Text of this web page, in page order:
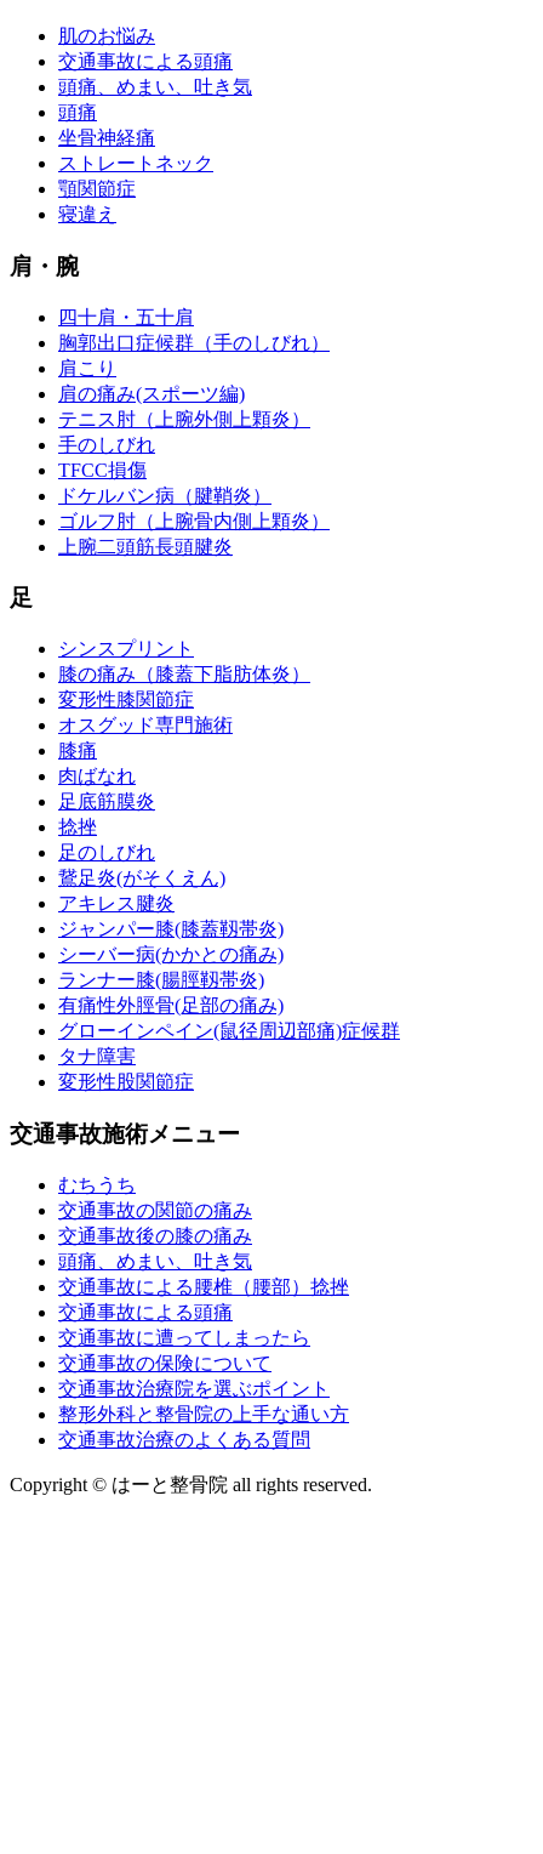
肌のお悩み
交通事故による頭痛
頭痛、めまい、吐き気
頭痛
坐骨神経痛
ストレートネック
顎関節症
寝違え
肩・腕
四十肩・五十肩
胸郭出口症候群（手のしびれ）
肩こり
肩の痛み(スポーツ編)
テニス肘（上腕外側上顆炎）
手のしびれ
TFCC損傷
ドケルバン病（腱鞘炎）
ゴルフ肘（上腕骨内側上顆炎）
上腕二頭筋長頭腱炎
足
シンスプリント
膝の痛み（膝蓋下脂肪体炎）
変形性膝関節症
オスグッド専門施術
膝痛
肉ばなれ
足底筋膜炎
捻挫
足のしびれ
鵞足炎(がそくえん)
アキレス腱炎
ジャンパー膝(膝蓋靱帯炎)
シーバー病(かかとの痛み)
ランナー膝(腸脛靱帯炎)
有痛性外脛骨(足部の痛み)
グローインペイン(鼠径周辺部痛)症候群
タナ障害
変形性股関節症
交通事故施術メニュー
むちうち
交通事故の関節の痛み
交通事故後の膝の痛み
頭痛、めまい、吐き気
交通事故による腰椎（腰部）捻挫
交通事故による頭痛
交通事故に遭ってしまったら
交通事故の保険について
交通事故治療院を選ぶポイント
整形外科と整骨院の上手な通い方
交通事故治療のよくある質問
Copyright © はーと整骨院 all rights reserved.